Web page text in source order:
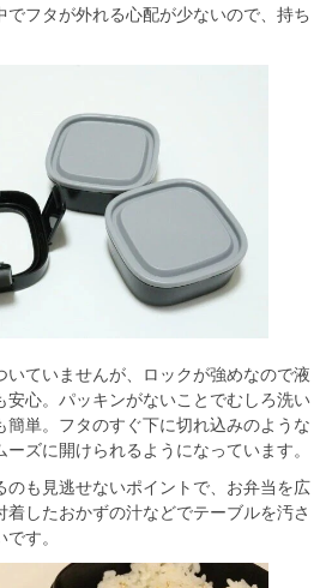
でフタが外れる心配が少ないので、持ち
いていませんが、ロックが強めなので液
安心。パッキンがないことでむしろ洗い
簡単。フタのすぐ下に切れ込みのような
ズに開けられるようになっています。
のも見逃せないポイントで、お弁当を広
着したおかずの汁などでテーブルを汚さ
す。